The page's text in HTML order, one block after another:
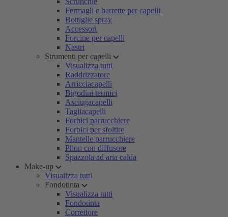
Fermagli e barrette per capelli
Bottiglie spray
Accessori
Forcine per capelli
Nastri
Strumenti per capelli
Visualizza tutti
Raddrizzatore
Arricciacapelli
Bigodini termici
Asciugacapelli
Tagliacapelli
Forbici parrucchiere
Forbici per sfoltire
Mantelle parrucchiere
Phon con diffusore
Spazzola ad aria calda
Make-up
Visualizza tutti
Fondotinta
Visualizza tutti
Fondotinta
Correttore